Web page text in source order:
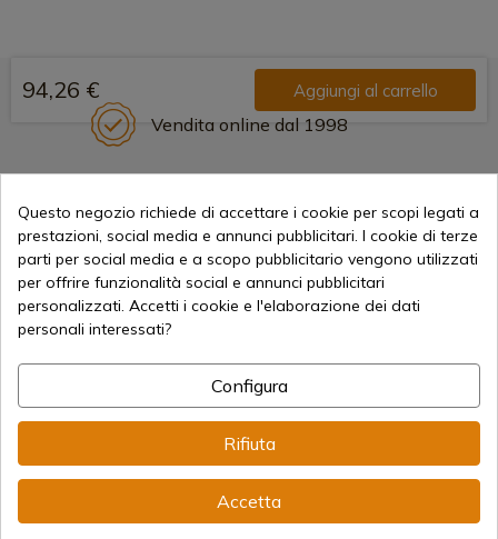
94,26 € Aggiungi al carrello
Vendita online dal 1998
Metodi di pagamento sicuri
Spedizioni Internazionali
Questo negozio richiede di accettare i cookie per scopi legati a
prestazioni, social media e annunci pubblicitari. I cookie di terze
parti per social media e a scopo pubblicitario vengono utilizzati
per offrire funzionalità social e annunci pubblicitari
personalizzati. Accetti i cookie e l'elaborazione dei dati
personali interessati?
Configura
Rifiuta
Accetta